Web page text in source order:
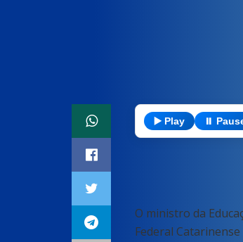
▶️ Play ⏸️
O ministro da
Federal